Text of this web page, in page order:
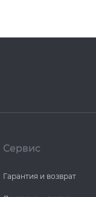
Сервис
Гарантия и возврат